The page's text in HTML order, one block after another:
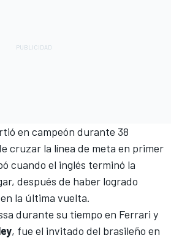
en campeón durante 38
cruzar la línea de meta en primer
cuando el inglés terminó la
después de haber logrado
la última vuelta.
durante su tiempo en Ferrari y
, fue el invitado del brasileño en